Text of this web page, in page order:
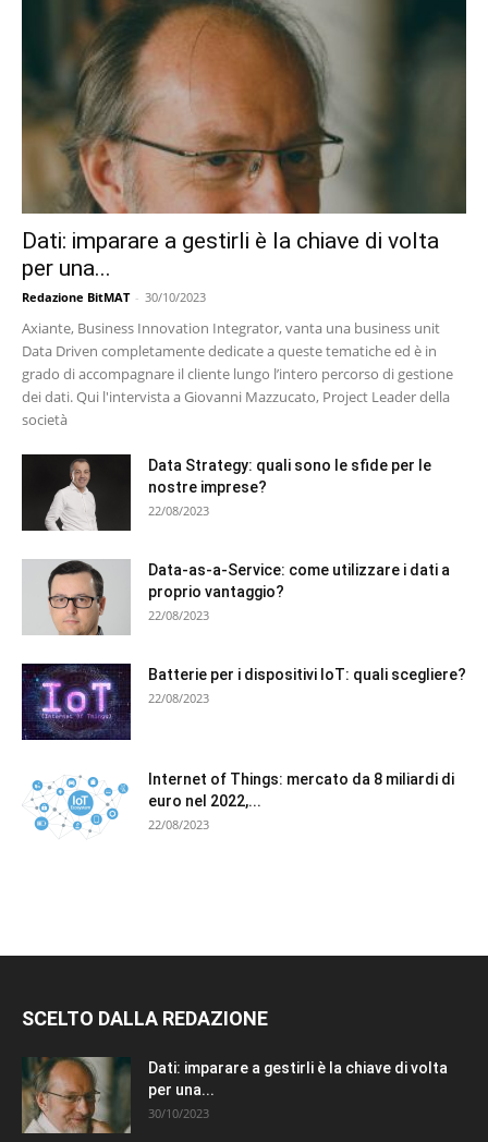
Dati: imparare a gestirli è la chiave di volta
per una...
Redazione BitMAT - 30/10/2023
Axiante, Business Innovation Integrator, vanta una business unit
Data Driven completamente dedicate a queste tematiche ed è in
grado di accompagnare il cliente lungo l’intero percorso di gestione
dei dati. Qui l'intervista a Giovanni Mazzucato, Project Leader della
società
Data Strategy: quali sono le sfide per le
nostre imprese?
22/08/2023
Data-as-a-Service: come utilizzare i dati a
proprio vantaggio?
22/08/2023
Batterie per i dispositivi IoT: quali scegliere?
22/08/2023
Internet of Things: mercato da 8 miliardi di
euro nel 2022,...
22/08/2023
SCELTO DALLA REDAZIONE
Dati: imparare a gestirli è la chiave di volta
per una...
30/10/2023